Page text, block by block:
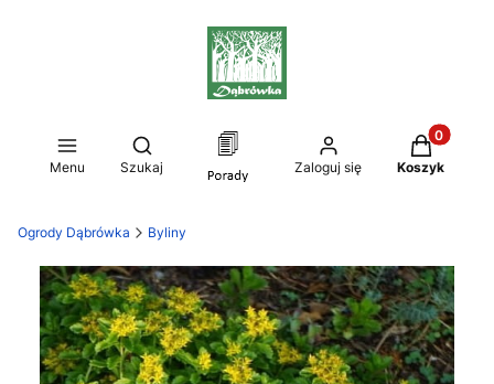
Menu
Otwórz wyszukiwarkę
Szukaj Zaloguj się
Produkty
Koszyk
Ogrody Dąbrówka Byliny